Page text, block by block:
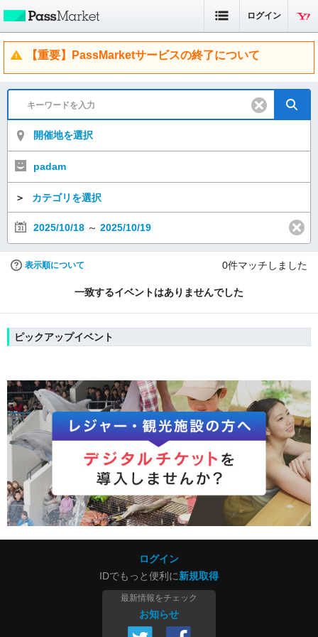
ログイン
【重要】PassMarketサービスの終了について
開催地を選択
padam
＞ カテゴリを選択
2025/10/18 ～ 2025/10/19
表示順について 0件マッチしました
一致するイベントはありませんでした
ピックアップイベント
ログイン
IDでもっと便利に新規取得
最新情報をチェック
お知らせ